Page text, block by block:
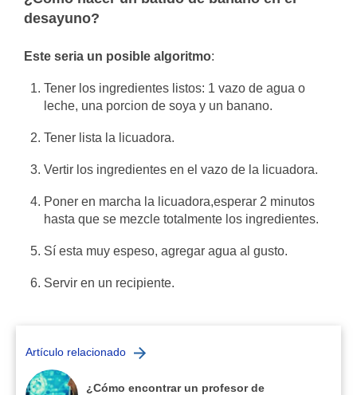
desayuno?
Este seria un posible algoritmo:
Tener los ingredientes listos: 1 vazo de agua o
leche, una porcion de soya y un banano.
Tener lista la licuadora.
Vertir los ingredientes en el vazo de la licuadora.
Poner en marcha la licuadora,esperar 2 minutos
hasta que se mezcle totalmente los ingredientes.
Sí esta muy espeso, agregar agua al gusto.
Servir en un recipiente.
Artículo relacionado
¿Cómo encontrar un profesor de